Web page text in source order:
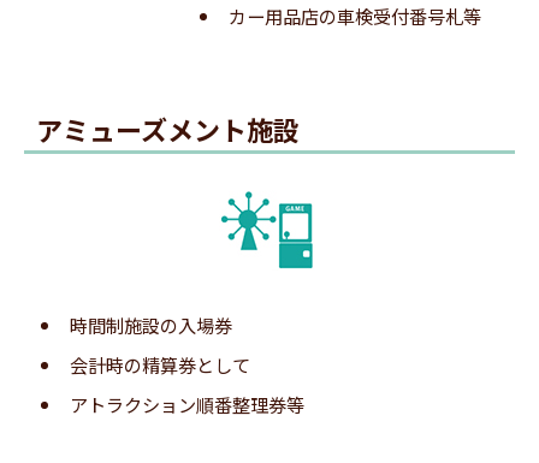
カー用品店の車検受付番号札等
アミューズメント施設
時間制施設の入場券
会計時の精算券として
アトラクション順番整理券等